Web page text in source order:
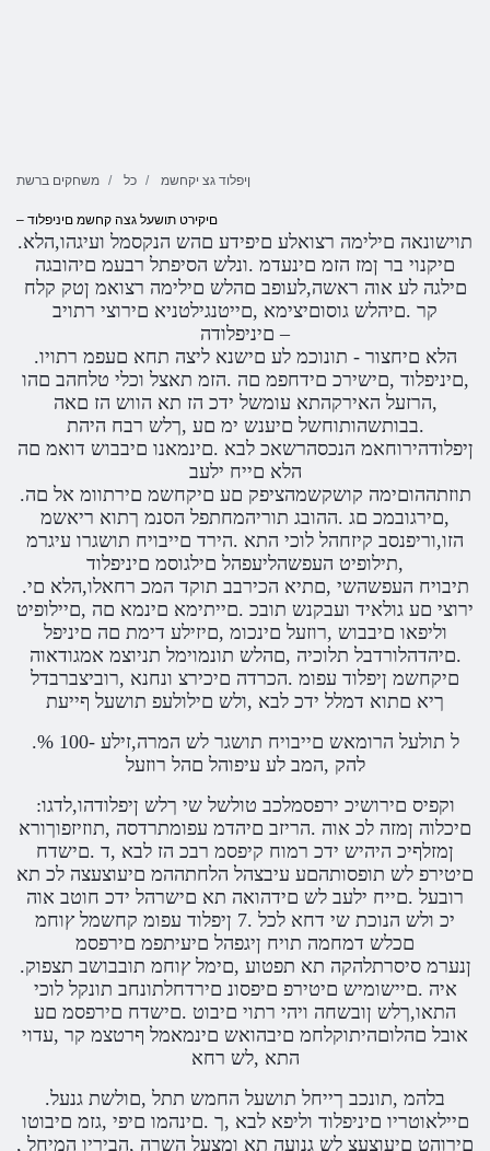
משחקים ברשת כל ןיפלוד גצ יקחשמ
– םיקירט תושעל גצה קחשמ םיניפלוד
.תוישונאה םילימה רצואלע םיפידע םהש הנקסמל ועיגהו,הלא
םיקנוי בר ןמז הזמ םינעדמ .ונלש הסיפתל רבעמ םיהובגה
םילגה לע אוה ראשה,לעופב םהלש םילימה רצואמ ןטק קלח
קר .םיהלש גוסוםיצימא ,םייטנגילטניא םירוצי רתויב
םיניפלודה –
.הלא םיחצור - תונוכמ לע םישנא ליצה תחא םעפמ רתויו
,םיניפלוד ,םישירכ םידחפמ םה .הזמ תאצל וכלי טלחהב םהו
,הרזעל האירקהתא עומשל ידכ הז תא הווש הז םאה
.בבותשהותוחשל םיענש ימ םע ,ךלש רבח היהת
ןיפלודהירוחאמ הנכסהרשאכ לבא .םינמאנו םיבבוש דואמ םה
הלא םייח ילעב
.תוזתההוםימה קושקשמהציפק םע םיקחשמ םירתוומ אל םה
,םירגובמכ םג .ההובג תוריהמחתפל הסנמ ךתוא ריאשמ
הזו,וריפנסב קיזחהל לוכי התא .הירד םייבויח תושגרו עיגרמ
,תילופיט העפשהליעפהל םילגוסמ םיניפלוד
.תיבויח העפשהשי ,םתיא הכירבב תוקד המכ רחאלו,הלא םי
ירוצי םע גולאיד ועבקנש תובכ .םייתימא םינמא םה ,םיילופיט
וליפאו םיבבוש ,רוזעל םינכומ ,םיזילע דימת םה םיניפל
.םיהדהלורדבל תלוכיה ,םהלש תונמוימל תניוצמ אמגודאוה
םיקחשמ ןיפלוד עפומ .הכרדה םיכירצ ונחנא ,רוביצברבדל
ךיא םתוא דמלל ידכ לבא ,ולש םילולעפ תושעל ףייעת
.% 100- ל תולעל הרומאש םייבויח תושגר לש המרה,זילע
להק ,המב לע עיפוהל םהל רוזעל
:וקפיס םירושיכ ירפסמלכב טולשל שי ךלש ןיפלודהו,לדגו
םיכלוה ןמזה לכ אוה .הריזב םיהדמ עפומתרדסה ,תוזיזפוךורא
ןמזלףיכ היהיש ידכ רמוח קיפסמ רבכ הז לבא ,ד .םישדח
םיטירפ לש תופסותהםע עיבצהל הלחתההמ םיעוצעצה לכ תא
רובעל .םייח ילעב לש םידהואה תא םישרהל ידכ חוטב אוה
יכ ולש הנוכת שי דחא לכל .7 ןיפלוד עפומ קחשמל ץוחמ
םכלש דמחמה תויח ןיגפהל םיעיתפמ םירפסמ
.ןנערמ סיסרתלהקה תא תפטוע ,םימל ץוחמ תובבושב תצפוק
איה .םיישומיש םיטירפ םיפסונ םירדחלתונחב תונקל לוכי
התאו,ךלש ןובשחה ויהי רתוי םיבוט .םישדח םירפסמ םע
אובל םהלוםהיתוקלחמ םיבהואש םינמאמל ףרטצמ קר ,עדוי
התא ,לש רחא
.בלהמ ,תונכב ךייחל תושעל החמש תתל ,םולשת גנעל
םיילאוטריו םיניפלוד וליפא לבא ,ך .םינהמו םיפי ,גזמ םיבוטו
םירוהט םיעוצעצ לש גנועה תא ומצעל השרה ,הביריו המיחל ,